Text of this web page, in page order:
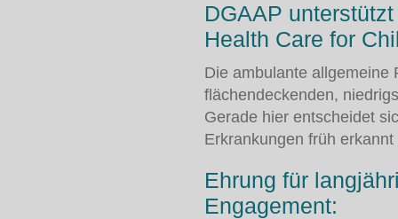
DGAAP
Health Care for
Die ambulante allgemeine
flächendeckenden,
Gerade hier entscheidet
Erkrankungen früh
Ehrung für
Engagement: